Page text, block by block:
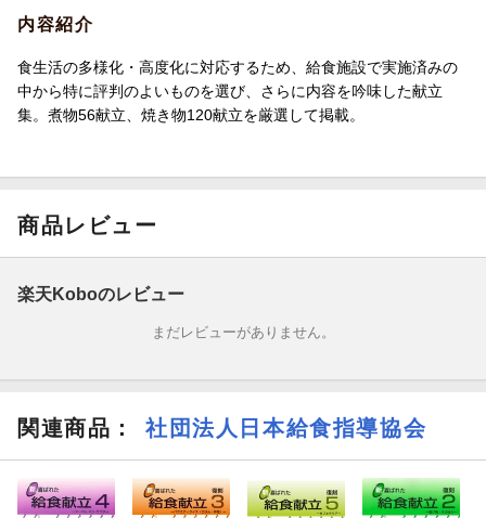
内容紹介
食生活の多様化・高度化に対応するため、給食施設で実施済みの
中から特に評判のよいものを選び、さらに内容を吟味した献立
集。煮物56献立、焼き物120献立を厳選して掲載。
商品レビュー
楽天Koboのレビュー
まだレビューがありません。
関連商品 ： 社団法人日本給食指導協会